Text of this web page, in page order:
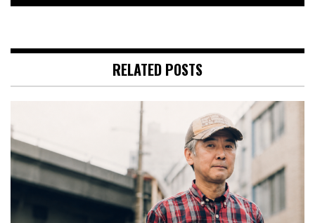
RELATED POSTS